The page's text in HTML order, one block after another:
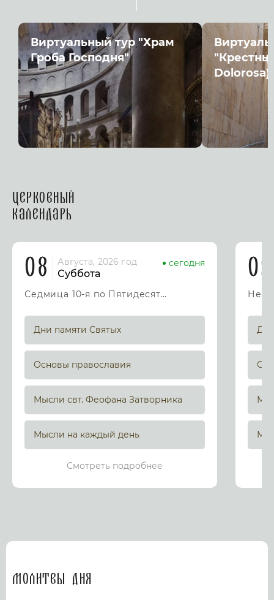
Виртуальный тур "Храм
Гроба Господня"
Dolorosa)"
Церковный
календарь
08 Августа, 2026 год
Суббота
сегодня
Седмица 10-я по Пятидесятнице
Дни памяти Святых
Основы православия
Мысли свт. Феофана Затворника
Мысли на каждый день
Смотреть подробнее
09
Молитвы дня